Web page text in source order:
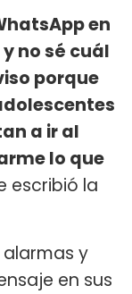
en
no sé cuál
porque
a ir al
lo que
escribió la
alarmas y
en sus